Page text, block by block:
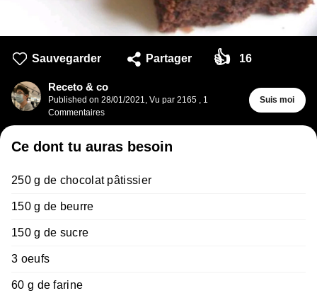
Sauvegarder Partager 👍 16
Receto & co
Published on 28/01/2021, Vu par 2165 , 1
Commentaires
Suis moi
Ce dont tu auras besoin
250 g de chocolat pâtissier
150 g de beurre
150 g de sucre
3 oeufs
60 g de farine